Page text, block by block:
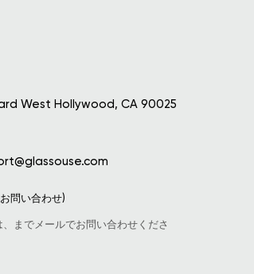
West Hollywood, CA 90025
問い合わせ)
までメールでお問い合わせくださ